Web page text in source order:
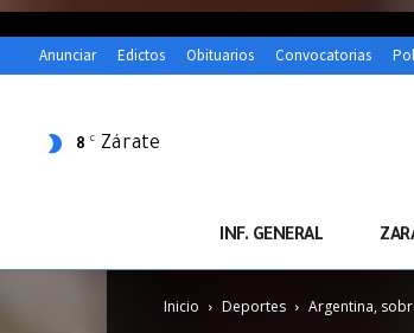
Anunciar Edictos Obituarios Convocatorias
8 C Zárate
INF. GENERAL
Inicio Deportes Argentina,